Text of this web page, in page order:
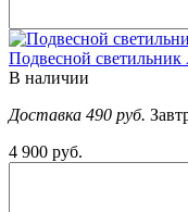
Подвесной
В наличии
Доставка 490 руб.
4 900 руб.